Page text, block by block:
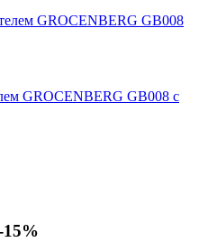
GROCENBERG GB008 с